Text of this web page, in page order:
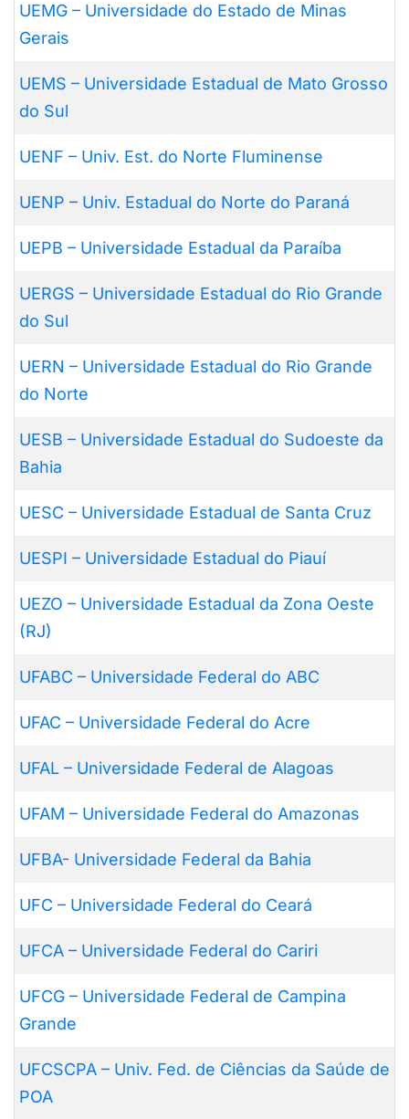
UEMG – Universidade do Estado de Minas
Gerais
UEMS – Universidade Estadual de Mato Grosso
do Sul
UENF – Univ. Est. do Norte Fluminense
UENP – Univ. Estadual do Norte do Paraná
UEPB – Universidade Estadual da Paraíba
UERGS – Universidade Estadual do Rio Grande
do Sul
UERN – Universidade Estadual do Rio Grande
do Norte
UESB – Universidade Estadual do Sudoeste da
Bahia
UESC – Universidade Estadual de Santa Cruz
UESPI – Universidade Estadual do Piauí
UEZO – Universidade Estadual da Zona Oeste
(RJ)
UFABC – Universidade Federal do ABC
UFAC – Universidade Federal do Acre
UFAL – Universidade Federal de Alagoas
UFAM – Universidade Federal do Amazonas
UFBA- Universidade Federal da Bahia
UFC – Universidade Federal do Ceará
UFCA – Universidade Federal do Cariri
UFCG – Universidade Federal de Campina
Grande
UFCSCPA – Univ. Fed. de Ciências da Saúde de
POA